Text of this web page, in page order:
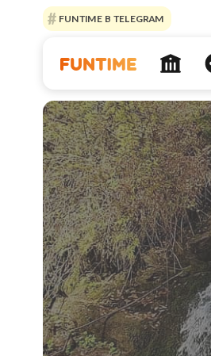
FUNTIME В TELEGRAM